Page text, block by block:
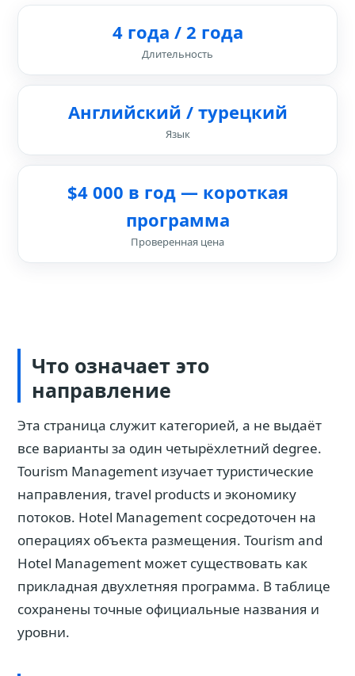
4 года / 2 года
Длительность
Английский / турецкий
Язык
$4 000 в год — короткая
программа
Проверенная цена
Что означает это
направление
Эта страница служит категорией, а не выдаёт
все варианты за один четырёхлетний degree.
Tourism Management изучает туристические
направления, travel products и экономику
потоков. Hotel Management сосредоточен на
операциях объекта размещения. Tourism and
Hotel Management может существовать как
прикладная двухлетняя программа. В таблице
сохранены точные официальные названия и
уровни.